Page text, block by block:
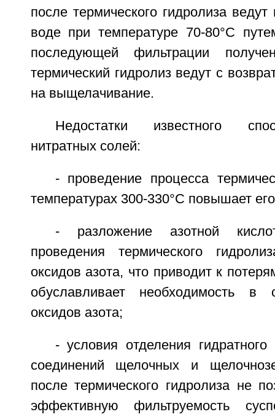
после термического гидролиза
воде при температуре 70-80°С
последующей фильтрации
термический гидролиз ведут с
на выщелачивание.
Недостатки известного
нитратных солей:
- проведение процесса
температурах 300-330°С повышает
- разложение азотной
проведения термического
оксидов азота, что приводит к
обуславливает необходимость в
оксидов азота;
- условия отделения
соединений щелочных и
после термического гидролиза не
эффективную фильтруемость